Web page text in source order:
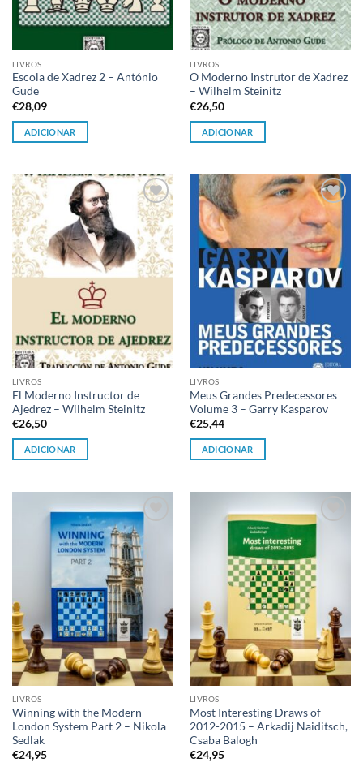
LIVROS
Escola de Xadrez 2 – António
Gude
€28,09
ADICIONAR
LIVROS
O Moderno Instrutor de Xadrez
– Wilhelm Steinitz
€26,50
ADICIONAR
Adicionar
à lista de
desejos
LIVROS
El Moderno Instructor de
Ajedrez – Wilhelm Steinitz
€26,50
ADICIONAR
Adicionar
à lista de
desejos
LIVROS
Meus Grandes Predecessores
Volume 3 – Garry Kasparov
€25,44
ADICIONAR
Adicionar
à lista de
desejos
LIVROS
Winning with the Modern
London System Part 2 – Nikola
Sedlak
€24,95
desejos
LIVROS
Most Interesting Draws of
2012-2015 – Arkadij Naiditsch,
Csaba Balogh
€24,95